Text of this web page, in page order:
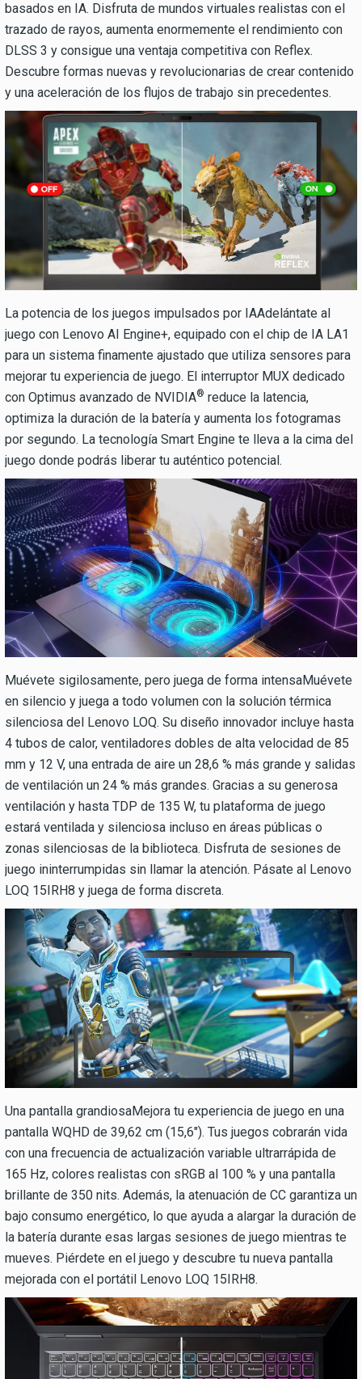
basados en IA. Disfruta de mundos virtuales realistas con el
trazado de rayos, aumenta enormemente el rendimiento con
DLSS 3 y consigue una ventaja competitiva con Reflex.
Descubre formas nuevas y revolucionarias de crear contenido
y una aceleración de los flujos de trabajo sin precedentes.
La potencia de los juegos impulsados por IAAdelántate al
juego con Lenovo AI Engine+, equipado con el chip de IA LA1
para un sistema finamente ajustado que utiliza sensores para
mejorar tu experiencia de juego. El interruptor MUX dedicado
con Optimus avanzado de NVIDIA® reduce la latencia,
optimiza la duración de la batería y aumenta los fotogramas
por segundo. La tecnología Smart Engine te lleva a la cima del
juego donde podrás liberar tu auténtico potencial.
Muévete sigilosamente, pero juega de forma intensaMuévete
en silencio y juega a todo volumen con la solución térmica
silenciosa del Lenovo LOQ. Su diseño innovador incluye hasta
4 tubos de calor, ventiladores dobles de alta velocidad de 85
mm y 12 V, una entrada de aire un 28,6 % más grande y salidas
de ventilación un 24 % más grandes. Gracias a su generosa
ventilación y hasta TDP de 135 W, tu plataforma de juego
estará ventilada y silenciosa incluso en áreas públicas o
zonas silenciosas de la biblioteca. Disfruta de sesiones de
juego ininterrumpidas sin llamar la atención. Pásate al Lenovo
LOQ 15IRH8 y juega de forma discreta.
Una pantalla grandiosaMejora tu experiencia de juego en una
pantalla WQHD de 39,62 cm (15,6″). Tus juegos cobrarán vida
con una frecuencia de actualización variable ultrarrápida de
165 Hz, colores realistas con sRGB al 100 % y una pantalla
brillante de 350 nits. Además, la atenuación de CC garantiza un
bajo consumo energético, lo que ayuda a alargar la duración de
la batería durante esas largas sesiones de juego mientras te
mueves. Piérdete en el juego y descubre tu nueva pantalla
mejorada con el portátil Lenovo LOQ 15IRH8.